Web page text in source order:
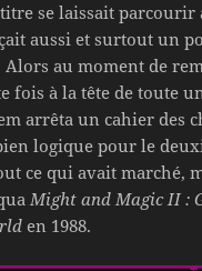
se laissait parcourir
aussi et surtout un
Alors au moment de
fois à la tête de toute
arrêta un cahier des
logique pour le
ce qui avait marché,
Might and Magic II :
en 1988.